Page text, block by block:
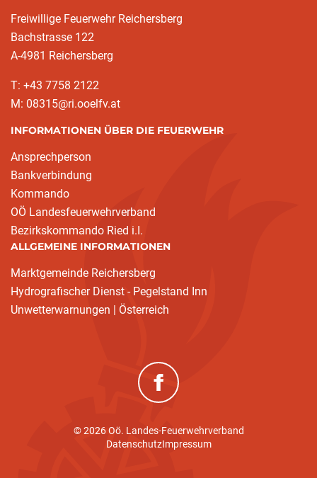
Freiwillige Feuerwehr Reichersberg
Bachstrasse 122
A-4981 Reichersberg
T: +43 7758 2122
M: 08315@ri.ooelfv.at
INFORMATIONEN ÜBER DIE FEUERWEHR
Ansprechperson
Bankverbindung
Kommando
OÖ Landesfeuerwehrverband
Bezirkskommando Ried i.I.
ALLGEMEINE INFORMATIONEN
Marktgemeinde Reichersberg
Hydrografischer Dienst - Pegelstand Inn
Unwetterwarnungen | Österreich
(neues Fenster)
© 2026 Oö. Landes-Feuerwehrverband
DatenschutzImpressum